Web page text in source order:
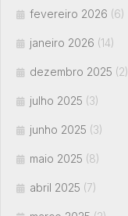
fevereiro 2026 (6)
janeiro 2026 (14)
dezembro 2025 (2)
julho 2025 (3)
junho 2025 (3)
maio 2025 (8)
abril 2025 (7)